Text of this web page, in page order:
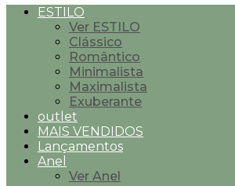
ESTILO
Ver ESTILO
Clássico
Romântico
Minimalista
Maximalista
Exuberante
outlet
MAIS VENDIDOS
Lançamentos
Anel
Ver Anel